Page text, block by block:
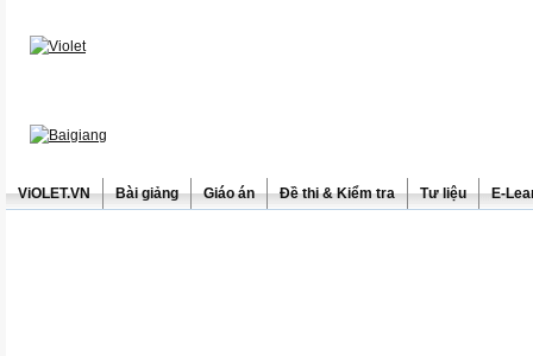
ViOLET.VN Bài giảng Giáo án Đề thi & Kiểm tra Tư liệu E-